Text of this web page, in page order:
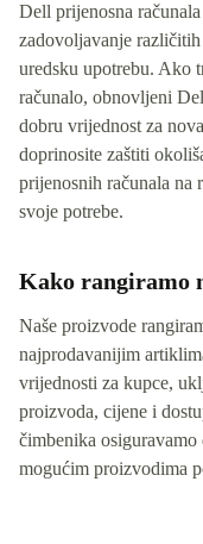
Dell prijenosna
zadovoljavanje
uredsku upotrebu. Ako
računalo, obnovljeni
dobru vrijednost za
doprinosite zaštiti
prijenosnih računala na
svoje potrebe.
Kako rangiramo
Naše proizvode
najprodavanijim
vrijednosti za kupce,
proizvoda, cijene i
čimbenika
mogućim proizvodima